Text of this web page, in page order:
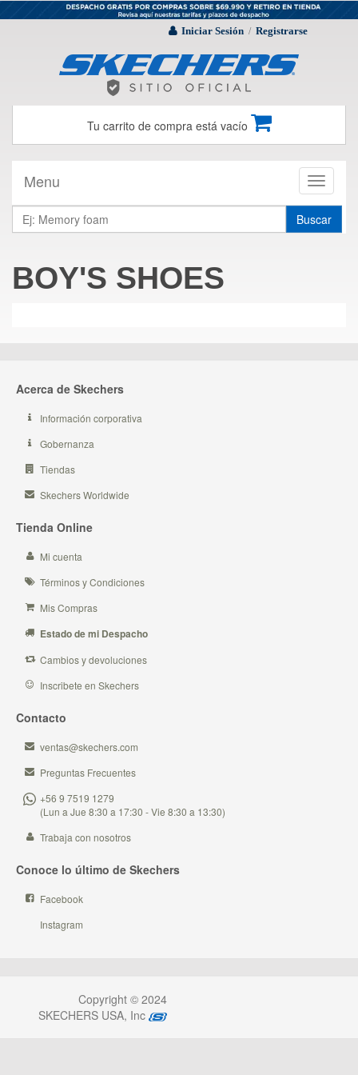
Iniciar Sesión / Registrarse
Tu carrito de compra está vacío
Toggle
Menu
Buscar
BOY'S SHOES
Acerca de Skechers
Información corporativa
Gobernanza
Tiendas
Skechers Worldwide
Tienda Online
Mi cuenta
Términos y Condiciones
Mis Compras
Estado de mi Despacho
Cambios y devoluciones
Inscribete en Skechers
Contacto
ventas@skechers.com
Preguntas Frecuentes
+56 9 7519 1279
(Lun a Jue 8:30 a 17:30 - Vie 8:30 a 13:30)
Trabaja con nosotros
Conoce lo último de Skechers
Facebook
Instagram
Copyright © 2024
SKECHERS USA, Inc